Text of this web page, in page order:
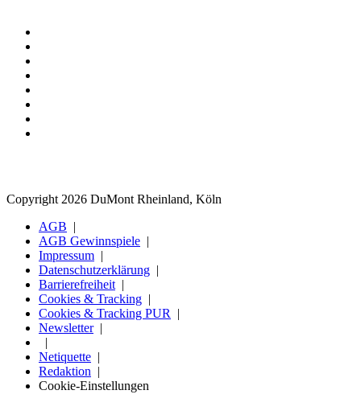
Copyright 2026 DuMont Rheinland, Köln
AGB
AGB Gewinnspiele
Impressum
Datenschutzerklärung
Barrierefreiheit
Cookies & Tracking
Cookies & Tracking PUR
Newsletter
Netiquette
Redaktion
Cookie-Einstellungen